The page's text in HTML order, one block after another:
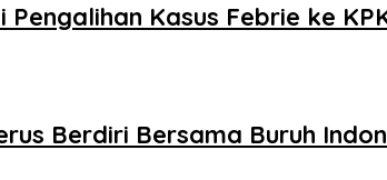
Pengalihan Kasus Febrie ke
Berdiri Bersama Buruh